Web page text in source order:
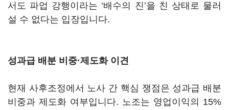
서도 파업 강행이라는 ‘배수의 진’을 친 상태로 물러
설 수 없다는 입장입니다.
성과급 배분 비중·제도화 이견
현재 사후조정에서 노사 간 핵심 쟁점은 성과급 배분
비중과 제도화 여부입니다. 노조는 영업이익의 15%